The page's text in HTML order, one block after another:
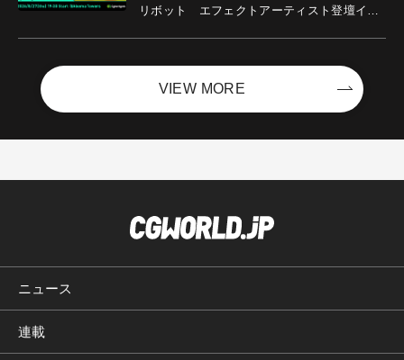
リボット エフェクトアーティスト登壇イベ
VIEW MORE
ニュース
連載